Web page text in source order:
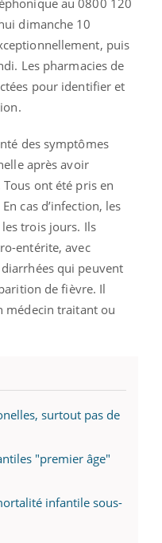
dimanche 10
puis
Les pharmacies de
pour identifier et
des symptômes
après avoir
ont été pris en
cas d’infection, les
trois jours. Ils
entérite, avec
qui peuvent
de fièvre. Il
médecin traitant ou
surtout pas de
"premier âge"
infantile sous-